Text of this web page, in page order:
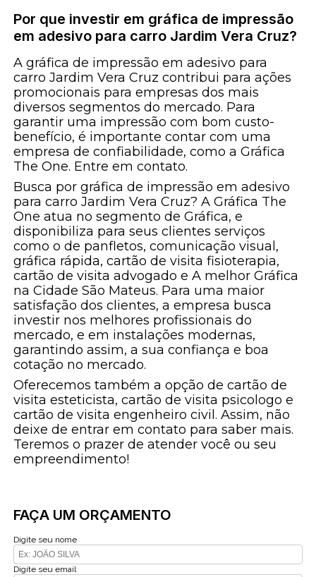
Por que investir em gráfica de impressão
em adesivo para carro Jardim Vera Cruz?
A gráfica de impressão em adesivo para
carro Jardim Vera Cruz contribui para ações
promocionais para empresas dos mais
diversos segmentos do mercado. Para
garantir uma impressão com bom custo-
benefício, é importante contar com uma
empresa de confiabilidade, como a Gráfica
The One. Entre em contato.
Busca por gráfica de impressão em adesivo
para carro Jardim Vera Cruz? A Gráfica The
One atua no segmento de Gráfica, e
disponibiliza para seus clientes serviços
como o de panfletos, comunicação visual,
gráfica rápida, cartão de visita fisioterapia,
cartão de visita advogado e A melhor Gráfica
na Cidade São Mateus. Para uma maior
satisfação dos clientes, a empresa busca
investir nos melhores profissionais do
mercado, e em instalações modernas,
garantindo assim, a sua confiança e boa
cotação no mercado.
Oferecemos também a opção de cartão de
visita esteticista, cartão de visita psicologo e
cartão de visita engenheiro civil. Assim, não
deixe de entrar em contato para saber mais.
Teremos o prazer de atender você ou seu
empreendimento!
FAÇA UM ORÇAMENTO
Digite seu nome
Digite seu email